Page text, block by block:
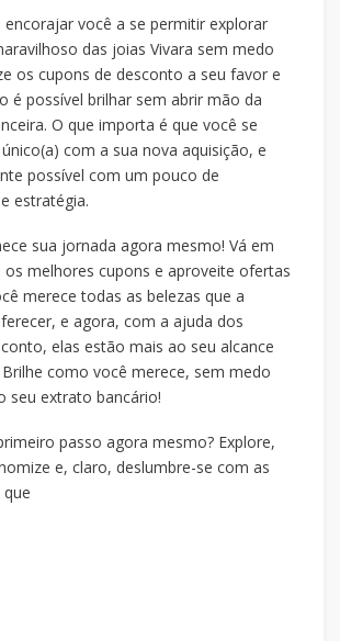
você a se permitir explorar
das joias Vivara sem medo
os cupons de desconto a seu favor e
é possível brilhar sem abrir mão da
O que importa é que você se
com a sua nova aquisição, e
possível com um pouco de
estratégia.
sua jornada agora mesmo! Vá em
os melhores cupons e aproveite ofertas
merece todas as belezas que a
e agora, com a ajuda dos
elas estão mais ao seu alcance
como você merece, sem medo
seu extrato bancário!
passo agora mesmo? Explore,
e, claro, deslumbre-se com as
que